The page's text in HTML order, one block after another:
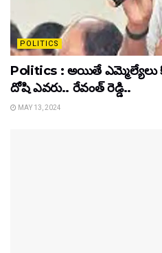
POLITICS
Politics : అయితే
దోషి ఎవరు.. రేవంత్ రెడ్డి..
MAY 13, 2024